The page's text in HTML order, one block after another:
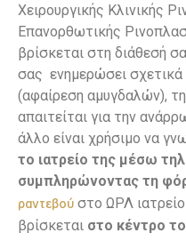
Χειρουργικής Κλινικής
Επανορθωτικής
βρίσκεται στη διάθεσή
σας ενημερώσει σχετικά
(αφαίρεση αμυγδαλών),
απαιτείται για την
άλλο είναι χρήσιμο να
το ιατρείο της μέσω
συμπληρώνοντας τη
ραντεβού στο ΩΡΛ
βρίσκεται στο κέντρο